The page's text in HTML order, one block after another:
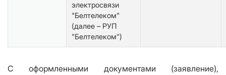
электросвязи
"Белтелеком"
(далее – РУП
"Белтелеком")
С оформленными документами (заявление),